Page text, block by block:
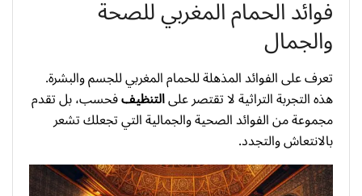
فوائد الحمام المغربي للصحة
والجمال
تعرف على الفوائد المذهلة للحمام المغربي للجسم والبشرة.
هذه التجربة التراثية لا تقتصر علىالتنظيففحسب، بل تقدم
مجموعة من الفوائد الصحية والجمالية التي تجعلك تشعر
بالانتعاش والتجدد.